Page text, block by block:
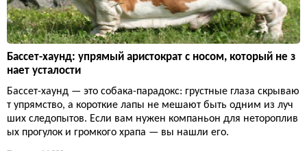
Бассет-хаунд: упрямый аристократ с носом, который не з
нает усталости
Бассет-хаунд — это собака-парадокс: грустные глаза скрываю
т упрямство, а короткие лапы не мешают быть одним из луч
ших следопытов. Если вам нужен компаньон для нетороплив
ых прогулок и громкого храпа — вы нашли его.